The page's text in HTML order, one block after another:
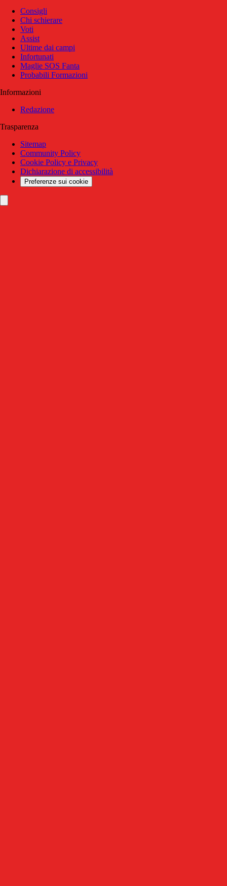
Consigli
Chi schierare
Voti
Assist
Ultime dai campi
Infortunati
Maglie SOS Fanta
Probabili Formazioni
Informazioni
Redazione
Trasparenza
Sitemap
Community Policy
Cookie Policy e Privacy
Dichiarazione di accessibilità
Preferenze sui cookie